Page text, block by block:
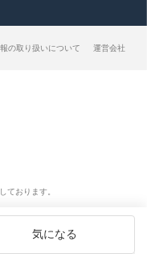
気になる
の取り扱いについて 運営会社
ております。